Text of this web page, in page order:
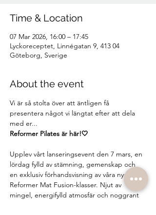
Time & Location
07 Mar 2026, 16:00 – 17:45
Lyckoreceptet, Linnégatan 9, 413 04
Göteborg, Sverige
About the event
Vi är så stolta över att äntligen få
presentera något vi längtat efter att dela
med er...
Reformer Pilates är här!🤍
Upplev vårt lanseringsevent den 7 mars, en
lördag fylld av stämning, gemenskap och
en exklusiv förhandsvisning av våra nya
Reformer Mat Fusion-klasser. Njut av
mingel, energifylld atmosfär och noggrant